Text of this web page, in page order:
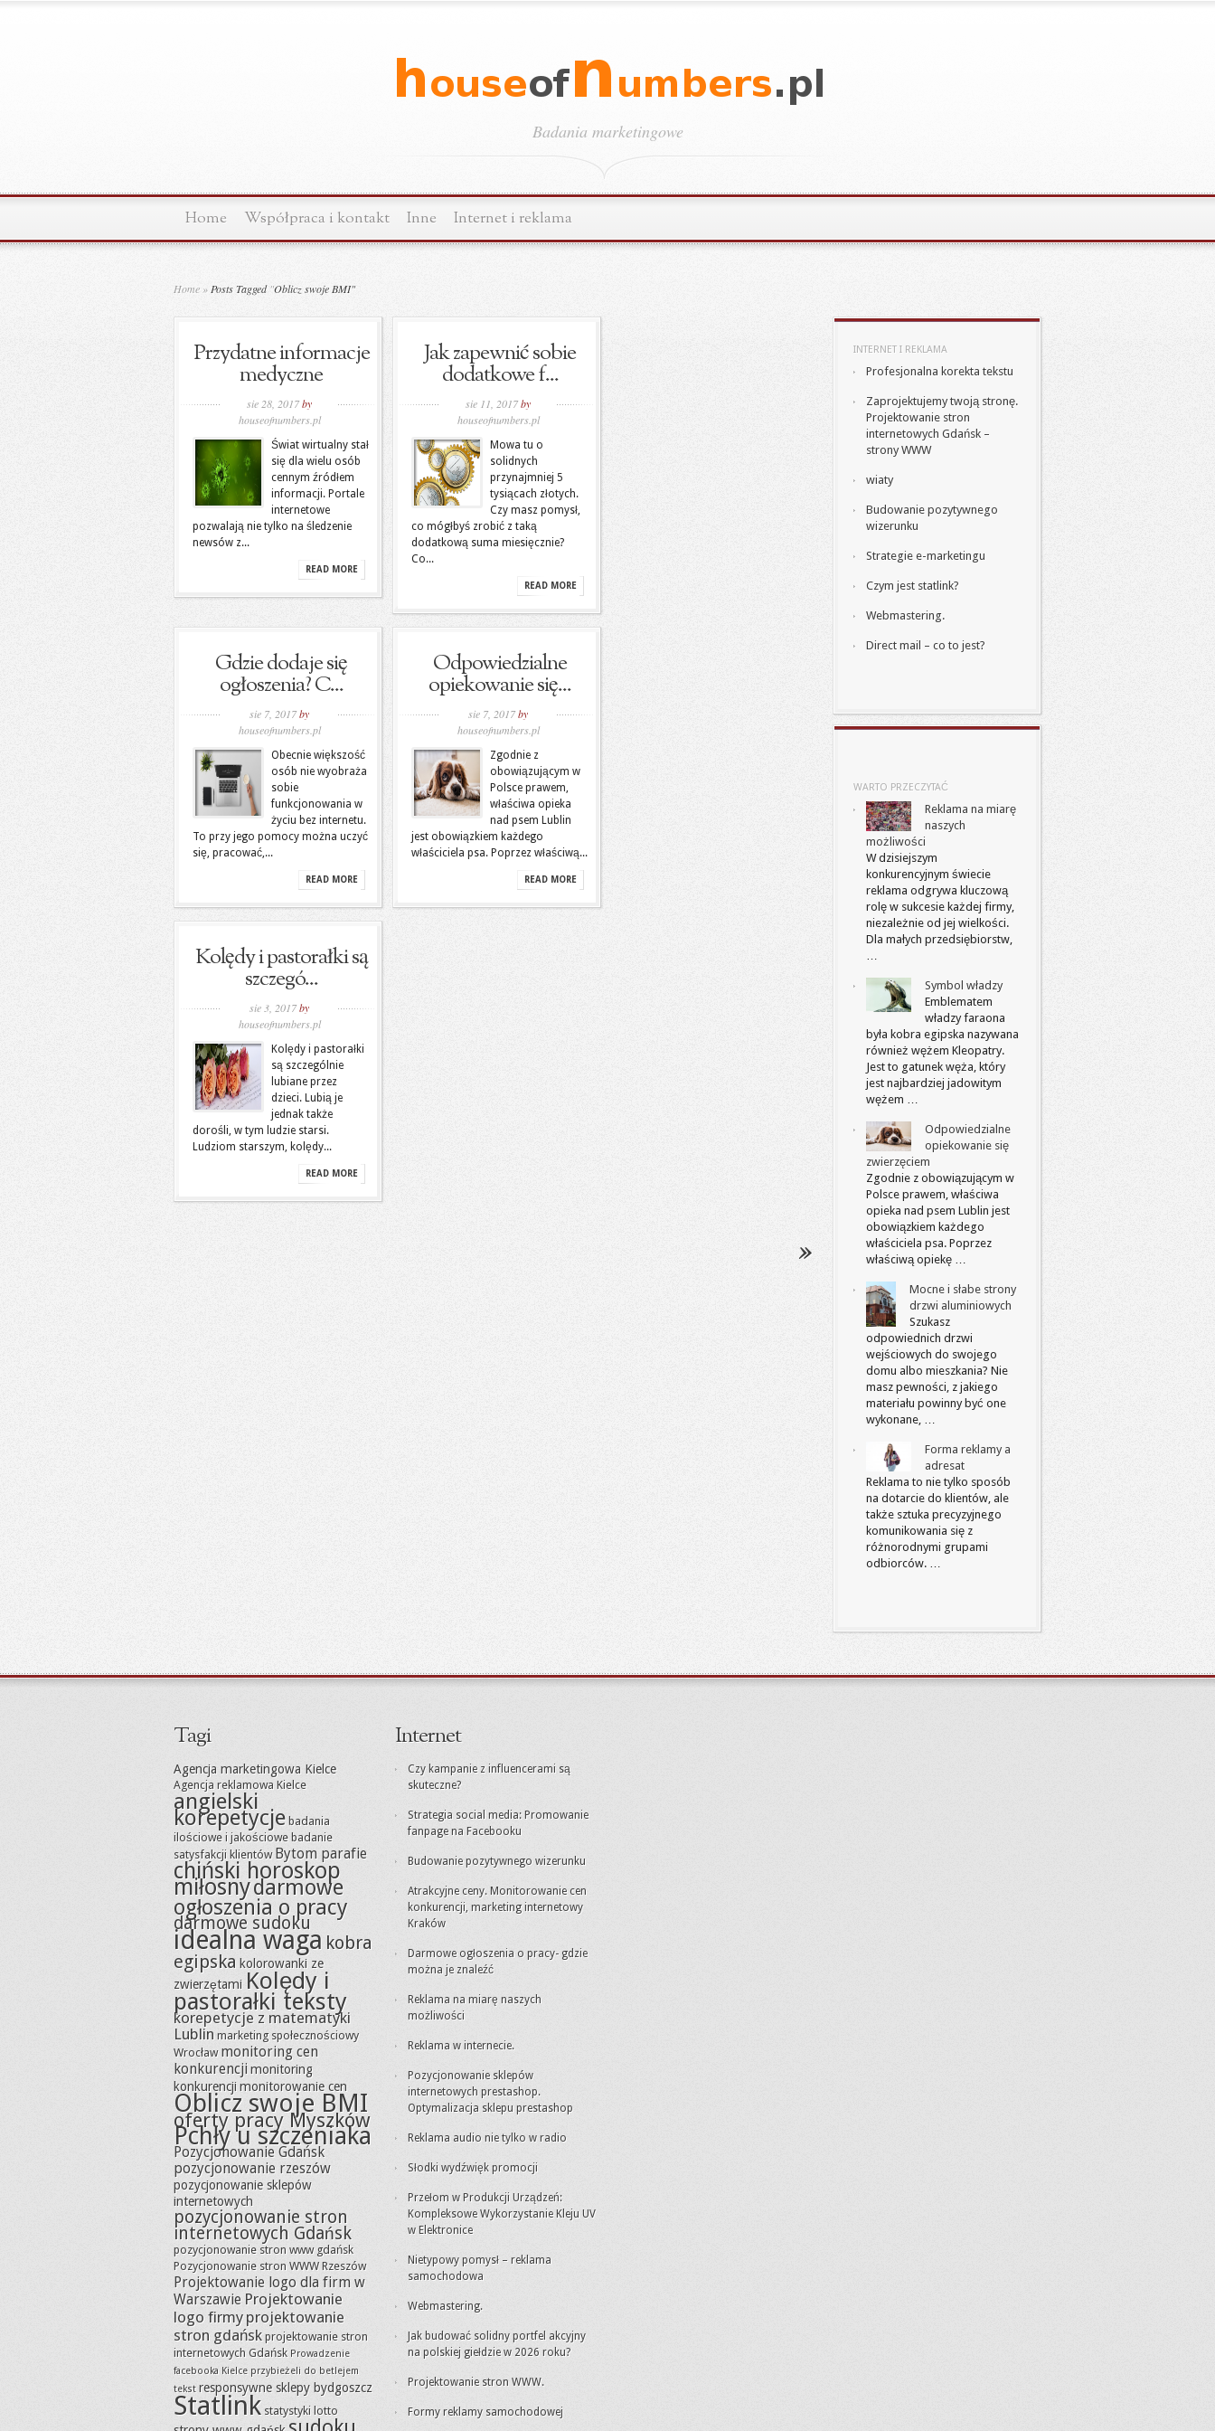
Badania marketingowe
Home Współpraca i kontakt Inne Internet i reklama
Home » Posts Tagged "Oblicz swoje BMI"
Przydatne informacje
medyczne
sie 28, 2017by
houseofnumbers.pl
Świat wirtualny stał
się dla wielu osób
cennym źródłem
informacji. Portale
internetowe
pozwalają nie tylko na śledzenie
newsów z...
READ MORE
Jak zapewnić sobie
dodatkowe f...
sie 11, 2017by
houseofnumbers.pl
Mowa tu o
solidnych
przynajmniej 5
tysiącach złotych.
Czy masz pomysł,
co mógłbyś zrobić z taką
dodatkową suma miesięcznie?
Co...
READ MORE
Gdzie dodaje się
ogłoszenia? C...
sie 7, 2017by
houseofnumbers.pl
Obecnie większość
osób nie wyobraża
sobie
funkcjonowania w
życiu bez internetu.
To przy jego pomocy można uczyć
się, pracować,...
READ MORE
Odpowiedzialne
opiekowanie się...
sie 7, 2017by
houseofnumbers.pl
Zgodnie z
obowiązującym w
Polsce prawem,
właściwa opieka
nad psem Lublin
jest obowiązkiem każdego
właściciela psa. Poprzez właściwą...
READ MORE
Kolędy i pastorałki są
szczegó...
sie 3, 2017by
houseofnumbers.pl
Kolędy i pastorałki
są szczególnie
lubiane przez
dzieci. Lubią je
jednak także
dorośli, w tym ludzie starsi.
Ludziom starszym, kolędy...
READ MORE
INTERNET I REKLAMA
Profesjonalna korekta tekstu
Zaprojektujemy twoją stronę.
Projektowanie stron
internetowych Gdańsk –
strony WWW
wiaty
Budowanie pozytywnego
wizerunku
Strategie e-marketingu
Czym jest statlink?
Webmastering.
Direct mail – co to jest?
WARTO PRZECZYTAĆ
Reklama na miarę
naszych
możliwości
W dzisiejszym
konkurencyjnym świecie
reklama odgrywa kluczową
rolę w sukcesie każdej firmy,
niezależnie od jej wielkości.
Dla małych przedsiębiorstw,
…
Symbol władzy
Emblematem
władzy faraona
była kobra egipska nazywana
również wężem Kleopatry.
Jest to gatunek węża, który
jest najbardziej jadowitym
wężem …
Odpowiedzialne
opiekowanie się
zwierzęciem
Zgodnie z obowiązującym w
Polsce prawem, właściwa
opieka nad psem Lublin jest
obowiązkiem każdego
właściciela psa. Poprzez
właściwą opiekę …
Mocne i słabe strony
drzwi aluminiowych
Szukasz
odpowiednich drzwi
wejściowych do swojego
domu albo mieszkania? Nie
masz pewności, z jakiego
materiału powinny być one
wykonane, …
Forma reklamy a
adresat
Reklama to nie tylko sposób
na dotarcie do klientów, ale
także sztuka precyzyjnego
komunikowania się z
różnorodnymi grupami
odbiorców. …
Tagi
Agencja marketingowa Kielce
Agencja reklamowa Kielce
angielski
korepetycje badania
ilościowe i jakościowe badanie
satysfakcji klientów Bytom parafie
chiński horoskop
miłosnydarmowe
ogłoszenia o pracy
darmowe sudoku
idealna waga kobra
egipska kolorowanki ze
zwierzętami Kolędy i
pastorałki teksty
korepetycje z matematyki
Lublin marketing społecznościowy
Wrocław monitoring cen
konkurencjimonitoring
konkurencjimonitorowanie cen
Oblicz swoje BMI
oferty pracy Myszków
Pchły u szczeniaka
Pozycjonowanie Gdańsk
pozycjonowanie rzeszów
pozycjonowanie sklepów
internetowych
pozycjonowanie stron
internetowych Gdańsk
pozycjonowanie stron www gdańsk
Pozycjonowanie stron WWW Rzeszów
Projektowanie logo dla firm w
Warszawie Projektowanie
logo firmy projektowanie
stron gdańsk projektowanie stron
internetowych Gdańsk Prowadzenie
facebooka Kielce przybieżeli do betlejem
tekst responsywne sklepy bydgoszcz
Statlink statystyki lotto
Internet
Czy kampanie z influencerami są
skuteczne?
Strategia social media: Promowanie
fanpage na Facebooku
Budowanie pozytywnego wizerunku
Atrakcyjne ceny. Monitorowanie cen
konkurencji, marketing internetowy
Kraków
Darmowe ogłoszenia o pracy- gdzie
można je znaleźć
Reklama na miarę naszych
możliwości
Reklama w internecie.
Pozycjonowanie sklepów
internetowych prestashop.
Optymalizacja sklepu prestashop
Reklama audio nie tylko w radio
Słodki wydźwięk promocji
Przełom w Produkcji Urządzeń:
Kompleksowe Wykorzystanie Kleju UV
w Elektronice
Nietypowy pomysł – reklama
samochodowa
Webmastering.
Jak budować solidny portfel akcyjny
na polskiej giełdzie w 2026 roku?
Projektowanie stron WWW.
Formy reklamy samochodowej